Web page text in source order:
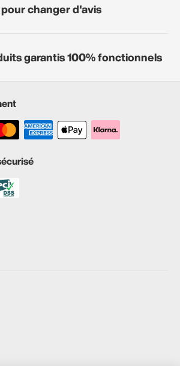
changer d'avis
garantis 100% fonctionnels